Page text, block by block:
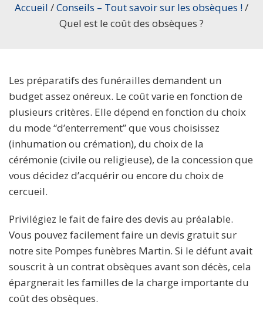
Accueil /Conseils – Tout savoir sur les obsèques !/
Quel est le coût des obsèques ?
Les préparatifs des funérailles demandent un
budget assez onéreux. Le coût varie en fonction de
plusieurs critères. Elle dépend en fonction du choix
du mode “d’enterrement” que vous choisissez
(inhumation ou crémation), du choix de la
cérémonie (civile ou religieuse), de la concession que
vous décidez d’acquérir ou encore du choix de
cercueil.
Privilégiez le fait de faire des devis au préalable.
Vous pouvez facilement faire un devis gratuit sur
notre site Pompes funèbres Martin. Si le défunt avait
souscrit à un contrat obsèques avant son décès, cela
épargnerait les familles de la charge importante du
coût des obsèques.